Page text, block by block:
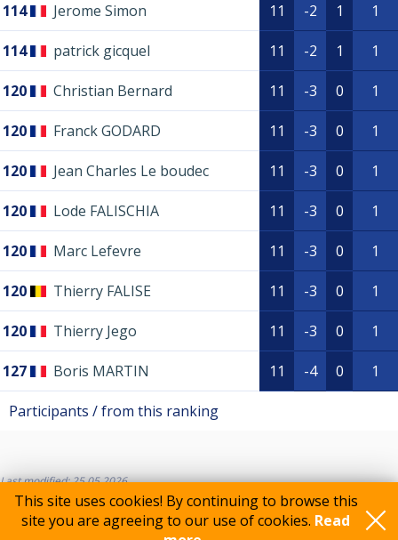
This site uses cookies! By continuing to browse this
site you are agreeing to our use of cookies. Read
114 Jerome Simon 11 -2 1 1
114 patrick gicquel 11 -2 1 1
120 Christian Bernard 11 -3 0 1
120 Franck GODARD 11 -3 0 1
120 Jean Charles Le boudec 11 -3 0 1
120 Lode FALISCHIA 11 -3 0 1
120 Marc Lefevre 11 -3 0 1
120 Thierry FALISE 11 -3 0 1
120 Thierry Jego 11 -3 0 1
127 Boris MARTIN 11 -4 0 1
Participants / from this ranking
Last modified: 25.05.2026